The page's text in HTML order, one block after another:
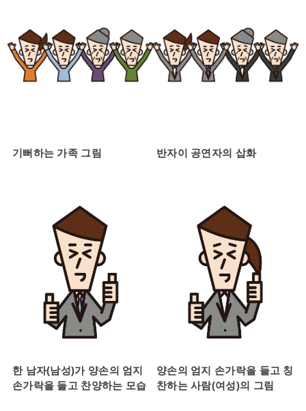
기뻐하는 가족 그림 반자이 공연자의 삽화
한 남자(남성)가 양손의 엄지
손가락을 들고 찬양하는 모습
양손의 엄지 손가락을 들고 칭
찬하는 사람(여성)의 그림